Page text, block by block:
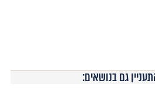
גם בנושאים: